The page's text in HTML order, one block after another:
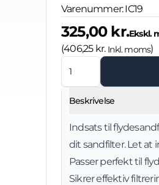
Varenummer:IC19
325,00 kr.Ekskl.
(406,25 kr. Inkl. moms)
Beskrivelse
Indsats til
dit sandfilter. Let at
Passer perfekt til
Sikrer effektiv